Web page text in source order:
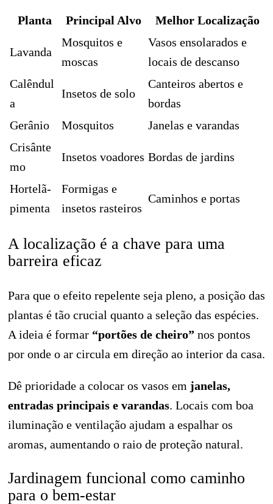
Planta Principal Alvo Melhor Localização
Lavanda
Mosquitos e
moscas
Vasos ensolarados e
locais de descanso
Calêndul
a
Insetos de solo
Canteiros abertos e
bordas
Gerânio
Mosquitos
Janelas e varandas
Crisânte
mo
Insetos voadores Bordas de jardins
Hortelã-
pimenta
Formigas e
insetos rasteiros
Caminhos e portas
A localização é a chave para uma
barreira eficaz
Para que o efeito repelente seja pleno, a posição das
plantas é tão crucial quanto a seleção das espécies.
A ideia é formar “portões de cheiro” nos pontos
por onde o ar circula em direção ao interior da casa.
Dê prioridade a colocar os vasos em janelas,
entradas principais e varandas. Locais com boa
iluminação e ventilação ajudam a espalhar os
aromas, aumentando o raio de proteção natural.
Jardinagem funcional como caminho
para o bem-estar